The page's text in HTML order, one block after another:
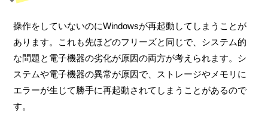
操作をしていないのにWindowsが再起動してしまうことが
あります。これも先ほどのフリーズと同じで、システム的
な問題と電子機器の劣化が原因の両方が考えられます。シ
ステムや電子機器の異常が原因で、ストレージやメモリに
エラーが生じて勝手に再起動されてしまうことがあるので
す。